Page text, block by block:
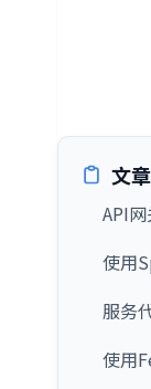
文
API
使用
服务
使用